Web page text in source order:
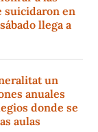
suicidaron en
llega a
un
anuales
donde se
aulas